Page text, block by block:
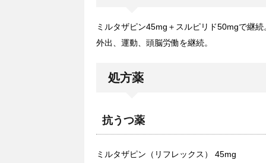
ミルタザピン45mg＋スルピリド50mgで継続
外出、運動、頭脳労働を継続。
処方薬
抗うつ薬
ミルタザピン（リフレックス） 45mg